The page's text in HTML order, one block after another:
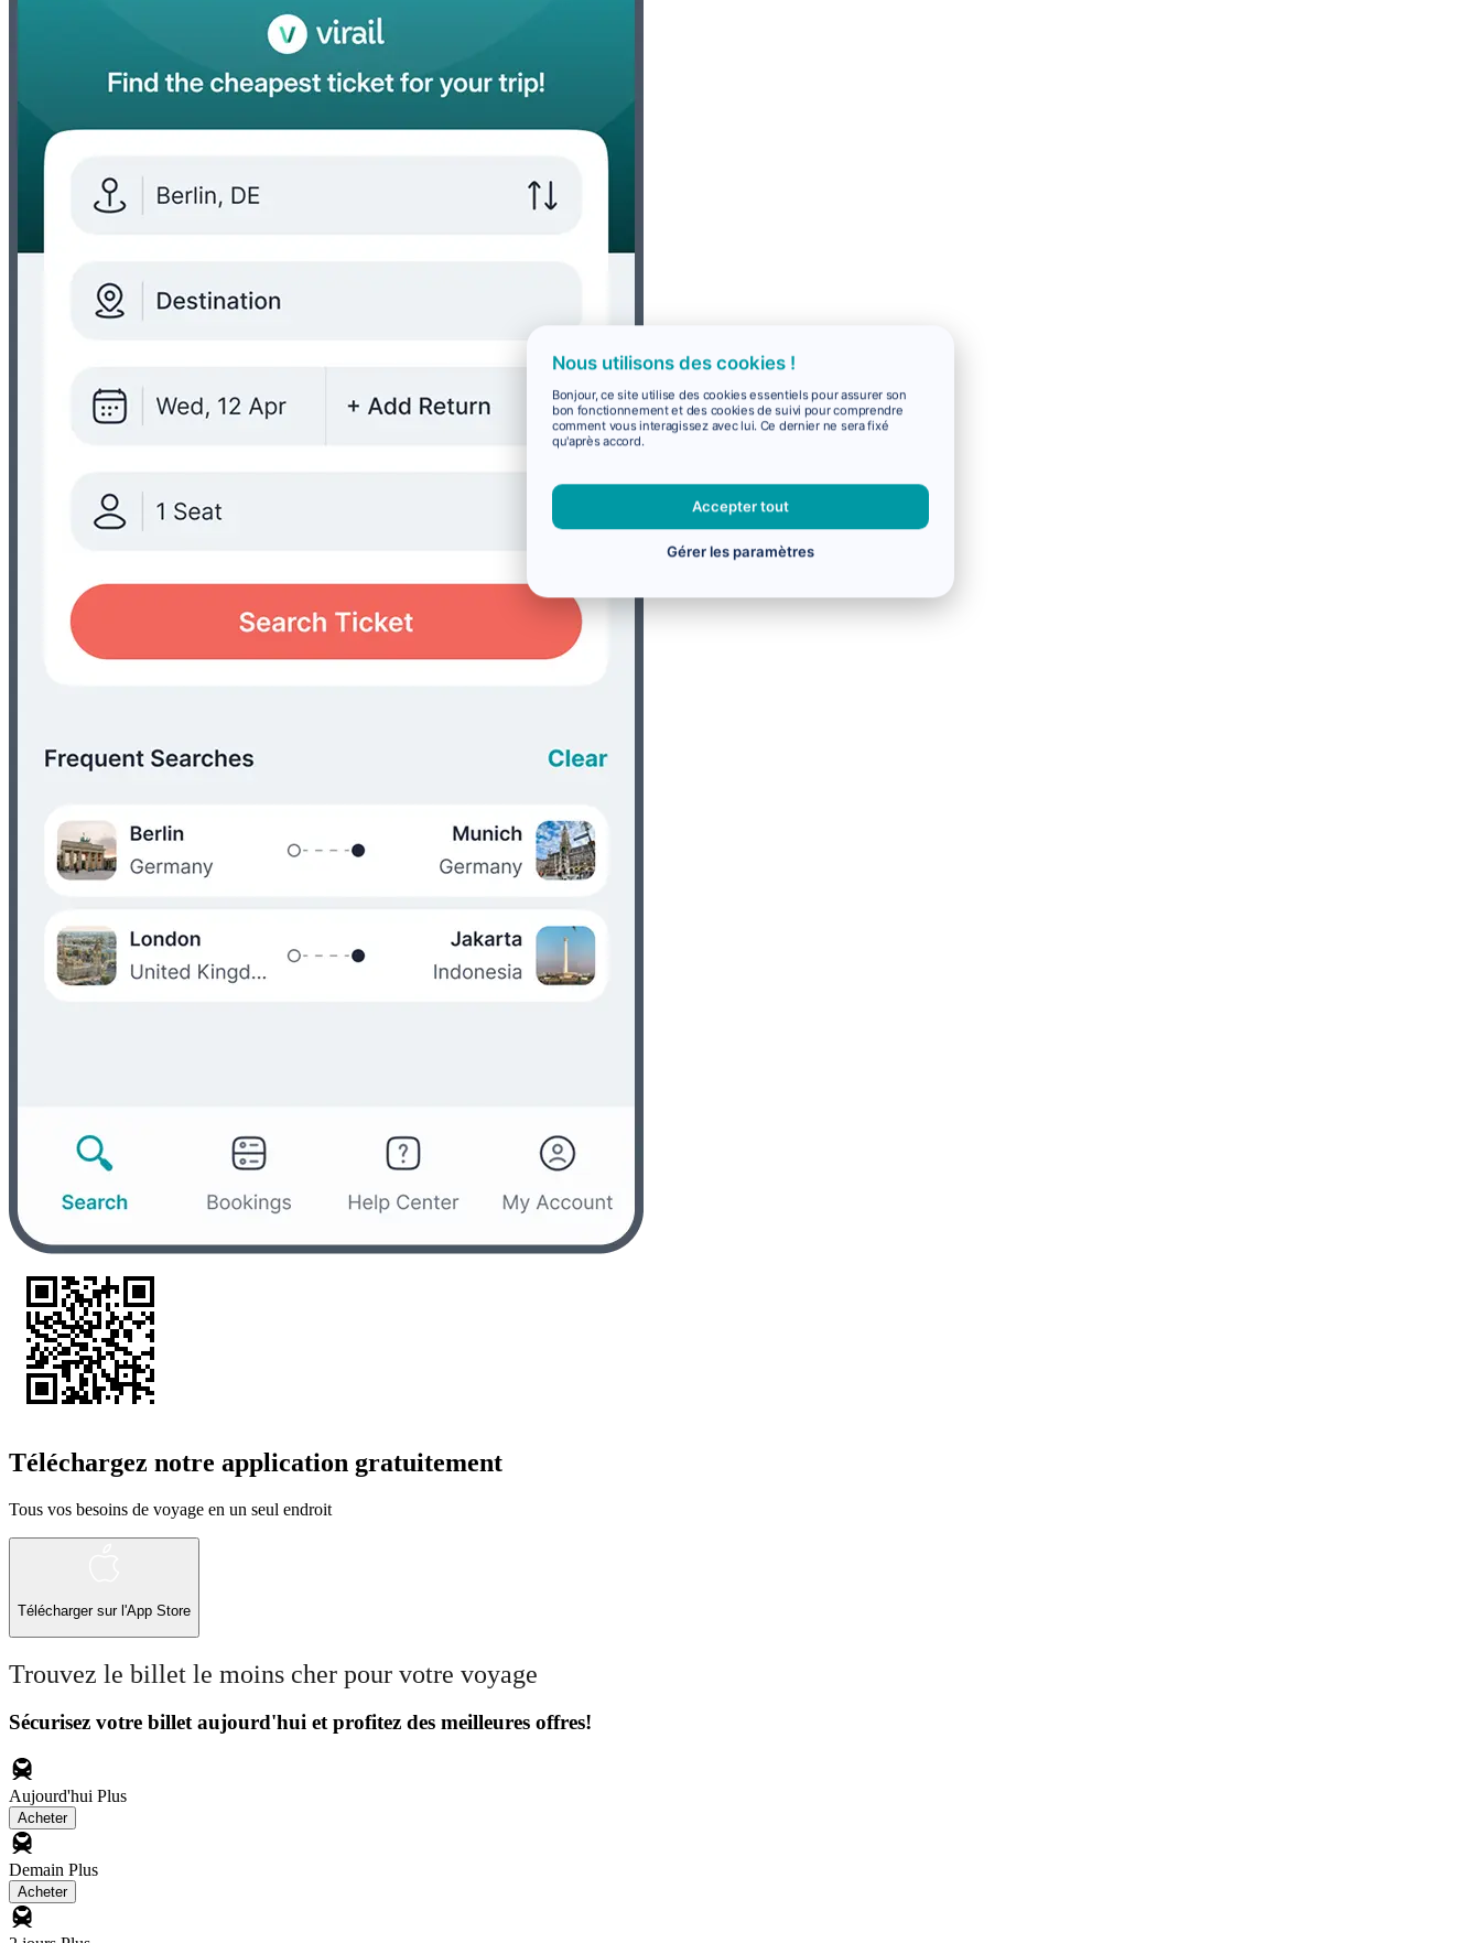
Téléchargez notre application gratuitement
Tous vos besoins de voyage en un seul endroit
Télécharger sur l'App Store
Trouvez le billet le moins cher pour votre voyage
Sécurisez votre billet aujourd'hui et profitez des meilleures offres!
Aujourd'hui Plus
Acheter
Demain Plus
Acheter
Nous utilisons des cookies !
Bonjour, ce site utilise des cookies essentiels pour assurer son
bon fonctionnement et des cookies de suivi pour comprendre
comment vous interagissez avec lui. Ce dernier ne sera fixé
qu'après accord.
Accepter tout
Gérer les paramètres